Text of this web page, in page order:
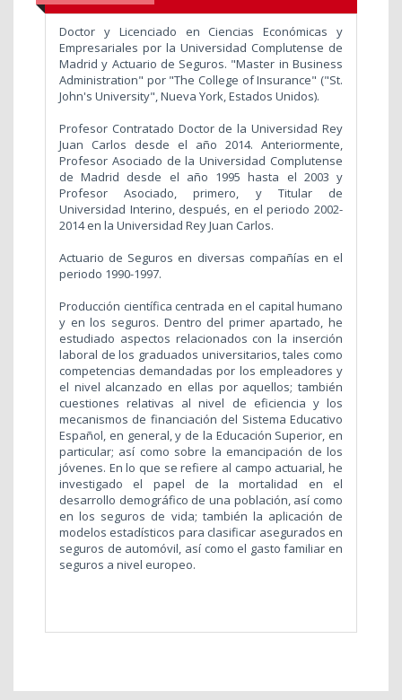
Doctor y Licenciado en Ciencias Económicas y
Empresariales por la Universidad Complutense de
Madrid y Actuario de Seguros. "Master in Business
Administration" por "The College of Insurance" ("St.
John's University", Nueva York, Estados Unidos).
Profesor Contratado Doctor de la Universidad Rey
Juan Carlos desde el año 2014. Anteriormente,
Profesor Asociado de la Universidad Complutense
de Madrid desde el año 1995 hasta el 2003 y
Profesor Asociado, primero, y Titular de
Universidad Interino, después, en el periodo 2002-
2014 en la Universidad Rey Juan Carlos.
Actuario de Seguros en diversas compañías en el
periodo 1990-1997.
Producción científica centrada en el capital humano
y en los seguros. Dentro del primer apartado, he
estudiado aspectos relacionados con la inserción
laboral de los graduados universitarios, tales como
competencias demandadas por los empleadores y
el nivel alcanzado en ellas por aquellos; también
cuestiones relativas al nivel de eficiencia y los
mecanismos de financiación del Sistema Educativo
Español, en general, y de la Educación Superior, en
particular; así como sobre la emancipación de los
jóvenes. En lo que se refiere al campo actuarial, he
investigado el papel de la mortalidad en el
desarrollo demográfico de una población, así como
en los seguros de vida; también la aplicación de
modelos estadísticos para clasificar asegurados en
seguros de automóvil, así como el gasto familiar en
seguros a nivel europeo.